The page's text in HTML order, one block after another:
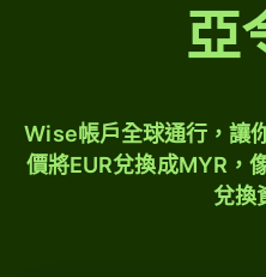
亞
Wise帳戶全球通行，讓
價將EUR兌換成MYR，
兌換